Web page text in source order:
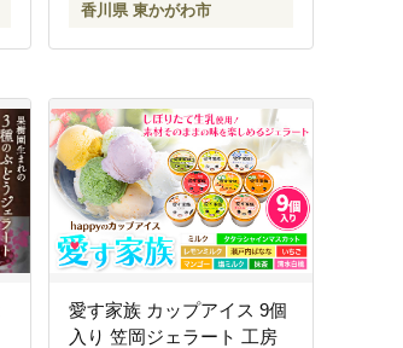
香川県 東かがわ市
愛す家族 カップアイス 9個
入り 笠岡ジェラート 工房